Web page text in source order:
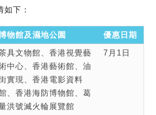
如下：
物館及濕地公園 優惠日期
具文物館、香港視覺藝
中心、香港藝術館、油
實現、香港電影資料
、香港海防博物館、葛
洪號滅火輪展覽館
7月1日